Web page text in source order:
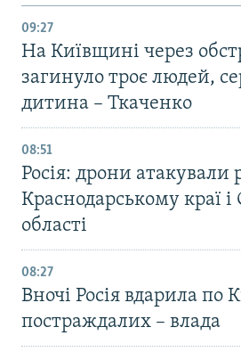
09:27
На Київщині через
загинуло троє людей,
дитина – Ткаченко
08:51
Росія: дрони атакували
Краснодарському краї і
області
08:27
Вночі Росія вдарила по
постраждалих – влада